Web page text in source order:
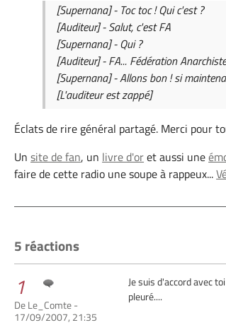
[Supernana] - Toc toc ! Qui c'est ?
[Auditeur] - Salut, c'est FA
[Supernana] - Qui ?
[Auditeur] - FA... Fédération
[Supernana] - Allons bon ! si
[L'auditeur est zappé]
Éclats de rire général partagé. Merci pour
Unsite de fan, un livre d'oret aussi une
faire de cette radio une soupe à rappeux...
5 réactions
1
De Le_Comte -
17/09/2007, 21:35
Je suis d'accord avec
pleuré....